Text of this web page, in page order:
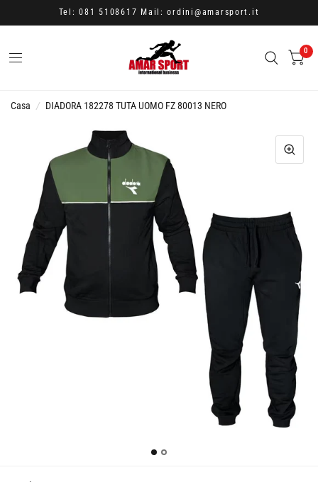
Tel: 081 5108617 Mail: ordini@amarsport.it
0
Casa / DIADORA 182278 TUTA UOMO FZ 80013 NERO